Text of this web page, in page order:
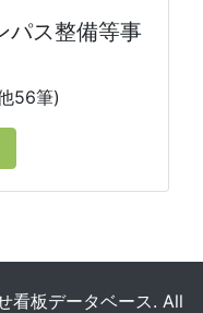
パス整備等事
56筆)
板データベース. All